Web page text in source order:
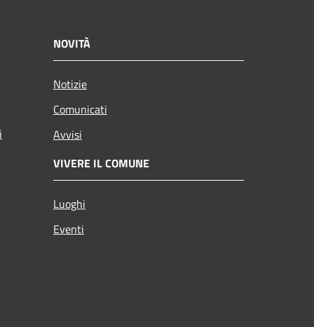
NOVITÀ
Notizie
Comunicati
Avvisi
VIVERE IL COMUNE
Luoghi
Eventi